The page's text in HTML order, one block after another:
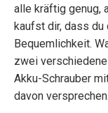
alle kräftig genug,
kaufst dir, dass
Bequemlichkeit.
zwei
Akku-Schrauber
davon versprechen.